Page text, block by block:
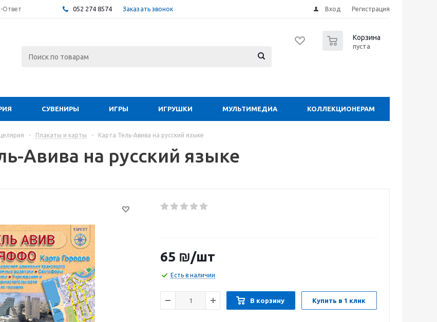
Ответ 052 274 8574 Заказать звонок Вход Регистрация
Корзина
пуста
СУВЕНИРЫ ИГРЫ ИГРУШКИ МУЛЬТИМЕДИА КОЛЛЕКЦИОНЕРАМ
- Плакаты и карты - Карта Тель-Авива на русский языке
Авива на русский языке
65 ₪/шт
Есть в наличии
В корзину Купить в 1 клик